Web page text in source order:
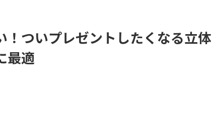
！ついプレゼントしたくなる立体
最適